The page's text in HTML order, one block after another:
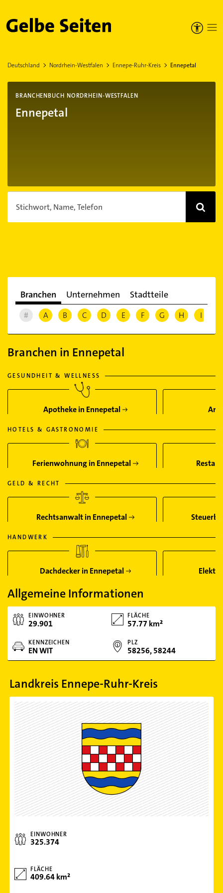
Gelbe Seiten
Deutschland Nordrhein-Westfalen Ennepe-Ruhr-Kreis Ennepetal
BRANCHENBUCH NORDRHEIN-WESTFALEN
Ennepetal
Stichwort, Name, Telefon
Branchen Unternehmen Stadtteile
# A B C D E F G H I
Branchen in Ennepetal
GESUNDHEIT & WELLNESS
Apotheke in Ennepetal
HOTELS & GASTRONOMIE
Ferienwohnung in Ennepetal
GELD & RECHT
Rechtsanwalt in Ennepetal
HANDWERK
Dachdecker in Ennepetal
Allgemeine Informationen
EINWOHNER
29.901
FLÄCHE
57.77 km²
KENNZEICHEN
EN WIT
PLZ
58256, 58244
Landkreis Ennepe-Ruhr-Kreis
EINWOHNER
325.374
FLÄCHE
409.64 km²